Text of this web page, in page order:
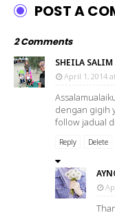
POST A
2 Comments
SHEILA SALIM
April 1, 2014
dengan gigih
follow jadual
Reply Delete